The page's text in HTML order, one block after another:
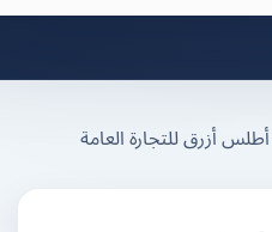
للتجارة العامة